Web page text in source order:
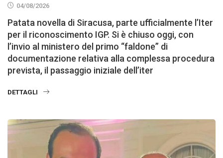
04/08/2026
Patata novella di Siracusa, parte ufficialmente l’Iter
per il riconoscimento IGP. Si è chiuso oggi, con
l’invio al ministero del primo “faldone” di
documentazione relativa alla complessa procedura
prevista, il passaggio iniziale dell’iter
DETTAGLI